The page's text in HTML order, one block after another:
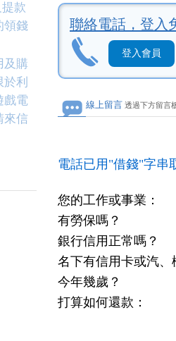
款
領錢
及購
利
戲電
來信
聯絡電話， 登入
登入會員
線上留言 透過下方留言
電話已用"借錢"字串
您的工作或事業：
有勞保嗎？
銀行信用正常嗎？
名下有信用卡或汽、
今年幾歲？
打算如何還款：